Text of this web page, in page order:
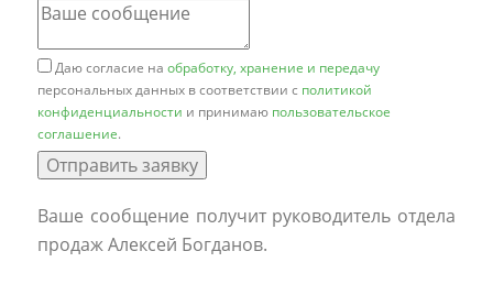
Даю согласие на обработку, хранение и передачу
персональных данных в соответствии с политикой
конфиденциальности и принимаю пользовательское
соглашение.
Отправить заявку
Ваше сообщение получит руководитель отдела
продаж Алексей Богданов.